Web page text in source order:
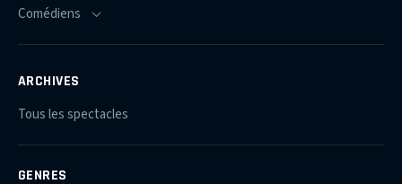
ARCHIVES
Tous les spectacles
GENRES